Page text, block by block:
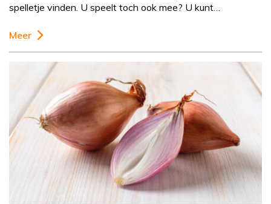
spelletje vinden. U speelt toch ook mee? U kunt…
Meer